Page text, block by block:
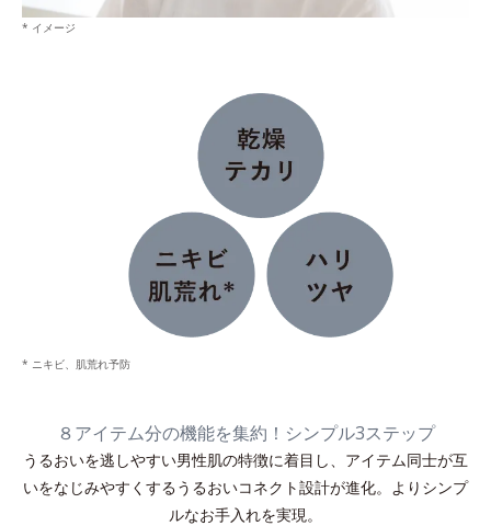
* イメージ
* ニキビ、肌荒れ予防
８アイテム分の機能を集約！シンプル3ステップ
うるおいを逃しやすい男性肌の特徴に着目し、アイテム同士が互
いをなじみやすくするうるおいコネクト設計が進化。よりシンプ
ルなお手入れを実現。